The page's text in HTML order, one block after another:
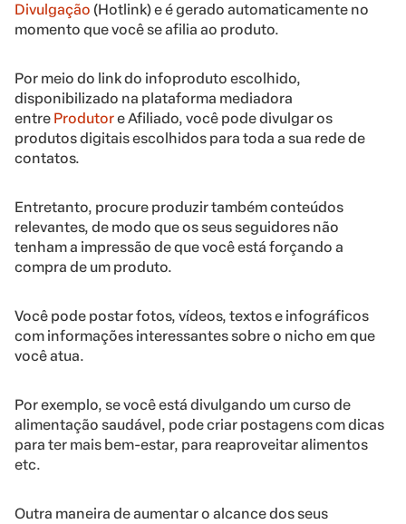
Divulgação (Hotlink) e é gerado automaticamente no
momento que você se afilia ao produto.
Por meio do link do infoproduto escolhido,
disponibilizado na plataforma mediadora
entre Produtore Afiliado, você pode divulgar os
produtos digitais escolhidos para toda a sua rede de
contatos.
Entretanto, procure produzir também conteúdos
relevantes, de modo que os seus seguidores não
tenham a impressão de que você está forçando a
compra de um produto.
Você pode postar fotos, vídeos, textos e infográficos
com informações interessantes sobre o nicho em que
você atua.
Por exemplo, se você está divulgando um curso de
alimentação saudável, pode criar postagens com dicas
para ter mais bem-estar, para reaproveitar alimentos
etc.
Outra maneira de aumentar o alcance dos seus